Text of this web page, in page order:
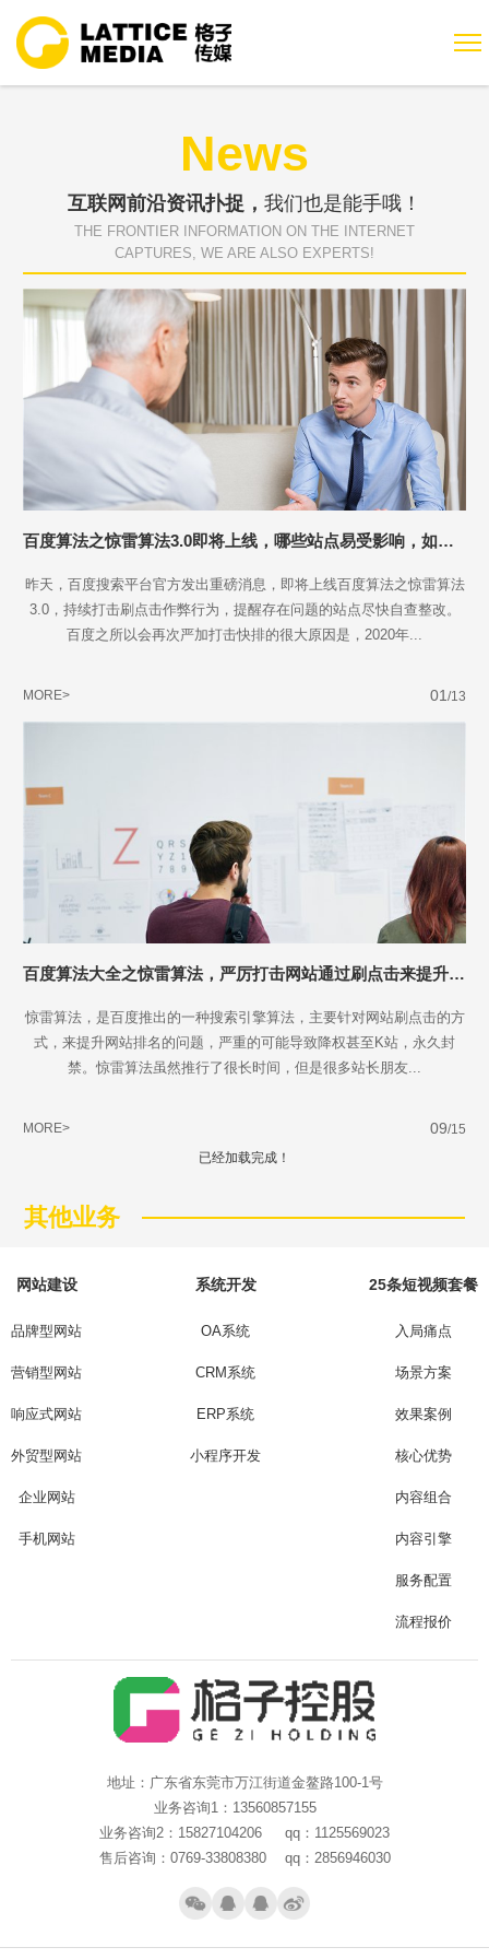
News
互联网前沿资讯扑捉， 我们也是能手哦！
THE FRONTIER INFORMATION ON THE INTERNET
CAPTURES, WE ARE ALSO EXPERTS!
百度算法之惊雷算法3.0即将上线，哪些站点易受影响，如何避免
昨天，百度搜索平台官方发出重磅消息，即将上线百度算法之惊雷算法
3.0，持续打击刷点击作弊行为，提醒存在问题的站点尽快自查整改。
百度之所以会再次严加打击快排的很大原因是，2020年...
MORE> 01 /13
百度算法大全之惊雷算法，严厉打击网站通过刷点击来提升网站排名行为
惊雷算法，是百度推出的一种搜索引擎算法，主要针对网站刷点击的方
式，来提升网站排名的问题，严重的可能导致降权甚至K站，永久封
禁。惊雷算法虽然推行了很长时间，但是很多站长朋友...
MORE> 09/15
已经加载完成！
其他业务
网站建设
品牌型网站
营销型网站
响应式网站
外贸型网站
企业网站
手机网站
系统开发
OA系统
CRM系统
ERP系统
小程序开发
25条短视频套餐
入局痛点
场景方案
效果案例
核心优势
内容组合
内容引擎
服务配置
流程报价
地址：广东省东莞市万江街道金鳌路100-1号
业务咨询1：13560857155
业务咨询2：15827104206 qq：1125569023
售后咨询：0769-33808380 qq：2856946030